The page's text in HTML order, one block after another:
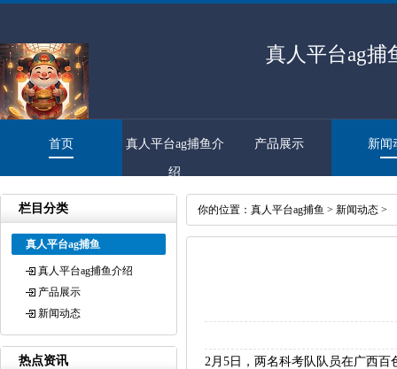
真人平台ag捕
首页 真人平台ag捕鱼介
绍
产品展示 新闻
栏目分类
真人平台ag捕鱼
真人平台ag捕鱼介绍
产品展示
新闻动态
热点资讯
你的位置： 真人平台ag捕鱼 > 新闻动态 >
2月5日，两名科考队队员在广西